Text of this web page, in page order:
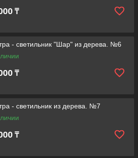
₸
- светильник "Шар" из дерева. №6
₸
- светильник из дерева. №7
₸